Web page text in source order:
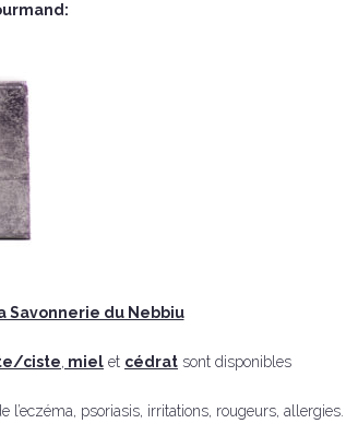
Savonnerie du Nebbiu
ciste, miel et cédrat sont disponibles
l’eczéma, psoriasis, irritations, rougeurs, allergies.